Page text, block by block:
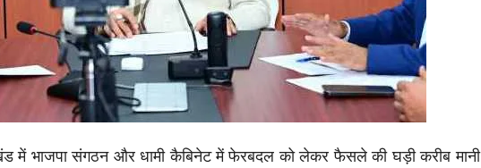
में भाजपा संगठन और धामी कैबिनेट में फेरबदल को लेकर फैसले की घड़ी करीब मानी